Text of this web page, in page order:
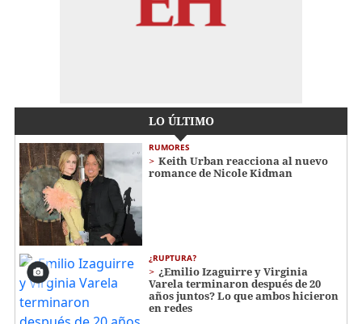
LO ÚLTIMO
RUMORES
Keith Urban reacciona al nuevo
romance de Nicole Kidman
¿RUPTURA?
¿Emilio Izaguirre y Virginia
Varela terminaron después de 20
años juntos? Lo que ambos hicieron
en redes